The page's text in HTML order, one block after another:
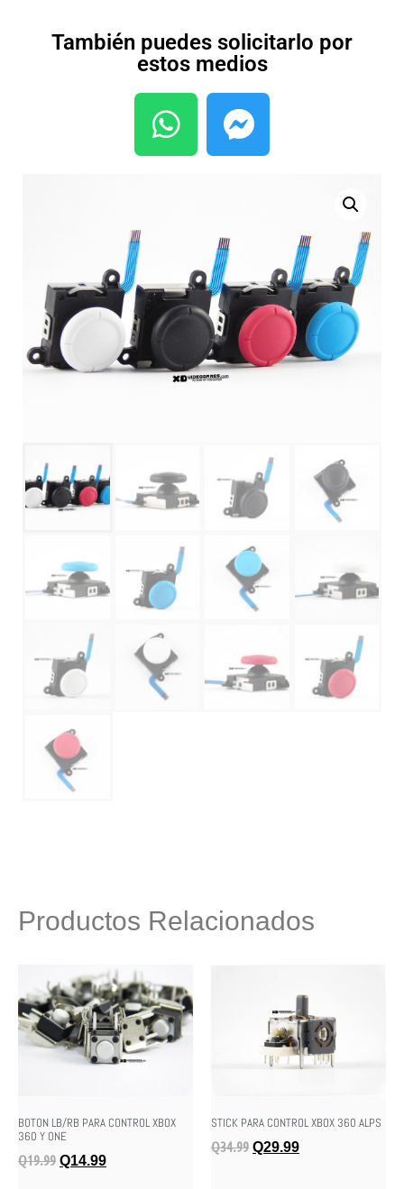
También puedes solicitarlo por
estos medios
Productos Relacionados
BOTON LB/RB PARA CONTROL XBOX
360 Y ONE
Q19.99 Q14.99
STICK PARA CONTROL XBOX 360 ALPS
Q34.99 Q29.99